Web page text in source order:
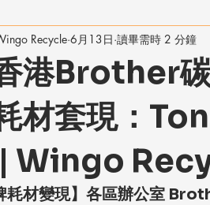
香港Brother
材套現：
Wingo
Recycle 6月13日 讀畢需時 2 分鐘
耗材變現】各區辦公室